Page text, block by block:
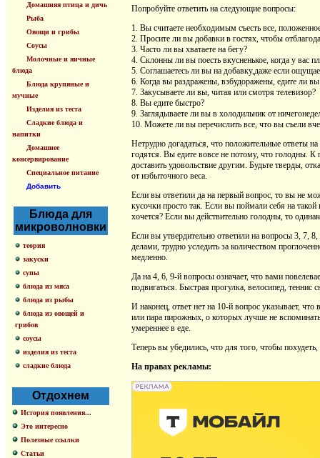
Домашняя птица и дичь
Рыба
Овощи и грибы
Соусы
Молочные и яичные
блюда
Блюда крупяные и
мучные
Изделия из теста
Сладкие блюда и
напитки
Домашнее
консервирование
Специальное питание
Добавить
Блюда для
микроволновки
теория
закуски
супы
блюда из мяса
блюда из рыбы
блюда из овощей и
грибов
соусы
изделия из теста
сладкие блюда
Отдохнем
История появления...
Это интересно
Полезные ссылки
Статьи
Попробуйте ответить на следующие вопросы:
1. Вы считаете необходимым съесть все,
2. Просите ли вы добавки в гостях, чтобы
3. Часто ли вы хватаете на бегу?
4. Склонны ли вы поесть вкусненькое, когда у вас
5. Соглашаетесь ли вы на добавку,даже если
6. Когда вы раздражены, взбудоражены, едите ли
7. Закусываете ли вы, читая или смотря телевизор?
8. Вы едите быстро?
9. Заглядываете ли вы в холодильник от
10. Можете ли вы перечислить все, что вы съели
Нетрудно догадаться, что положительные ответы
годятся. Вы едите вовсе не потому, что голодны. К
доставить удовольствие другим. Будьте тверды,
от избыточного веса.
Если вы ответили да на первый вопрос, то вы не
кусочки просто так. Если вы поймали себя на
хочется? Если вы действительно голодны, то
Если вы утвердительно ответили на вопросы 3, 7,
делами, трудно уследить за количеством
медленно.
Да на 4, 6, 9-й вопросы означает, что вами
подвигаться. Быстрая прогулка, велосипед,
И наконец, ответ нет на 10-й вопрос указывает,
или пара пирожных, о которых лучше не
умереннее в еде.
Теперь вы убедились, что для того, чтобы
На правах рекламы: